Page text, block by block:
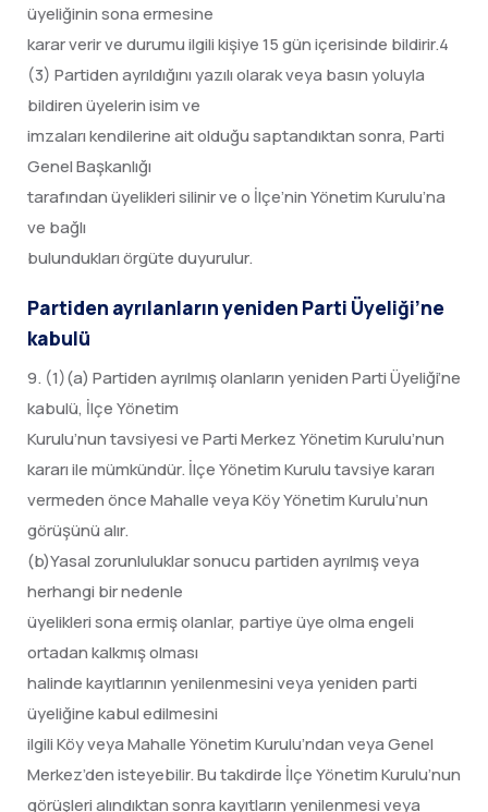
üyeliğinin sona ermesine
karar verir ve durumu ilgili kişiye 15 gün içerisinde bildirir.4
(3) Partiden ayrıldığını yazılı olarak veya basın yoluyla
bildiren üyelerin isim ve
imzaları kendilerine ait olduğu saptandıktan sonra, Parti
Genel Başkanlığı
tarafından üyelikleri silinir ve o İlçe’nin Yönetim Kurulu’na
ve bağlı
bulundukları örgüte duyurulur.
Partiden ayrılanların yeniden Parti Üyeliği’ne
kabulü
9. (1)(a) Partiden ayrılmış olanların yeniden Parti Üyeliği’ne
kabulü, İlçe Yönetim
Kurulu’nun tavsiyesi ve Parti Merkez Yönetim Kurulu’nun
kararı ile mümkündür. İlçe Yönetim Kurulu tavsiye kararı
vermeden önce Mahalle veya Köy Yönetim Kurulu’nun
görüşünü alır.
(b)Yasal zorunluluklar sonucu partiden ayrılmış veya
herhangi bir nedenle
üyelikleri sona ermiş olanlar, partiye üye olma engeli
ortadan kalkmış olması
halinde kayıtlarının yenilenmesini veya yeniden parti
üyeliğine kabul edilmesini
ilgili Köy veya Mahalle Yönetim Kurulu’ndan veya Genel
Merkez’den isteyebilir. Bu takdirde İlçe Yönetim Kurulu’nun
görüşleri alındıktan sonra kayıtların yenilenmesi veya